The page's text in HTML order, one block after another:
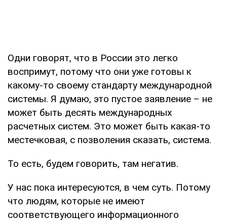
Одни говорят, что в России это легко
воспримут, потому что они уже готовы к
какому-то своему стандарту международной
системы. Я думаю, это пустое заявление – не
может быть десять международных
расчетных систем. Это может быть какая-то
местечковая, с позволения сказать, система.
То есть, будем говорить, там негатив.
У нас пока интересуются, в чем суть. Потому
что людям, которые не имеют
соответствующего информационного